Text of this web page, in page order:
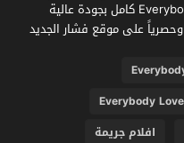
Everybody Loves Me When I’m Dead 2025 كامل بجودة عالية
Everybody
افلام جريمة